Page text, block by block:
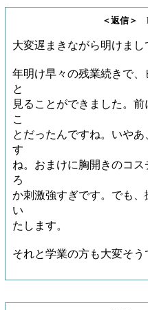
＜返信＞ Kaihoさ
大変遅まきながら明けま
年明け早々の残業続きで
と
見ることができました。
こ
とだったんですね。いや
す
ね。おまけに胸開きのコ
ろ
か刺激強すぎです。でも
い
たします。
それと学業の方も大変そ